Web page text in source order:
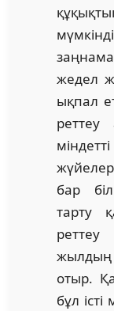
жедел
ықпал
реттеу
бар
тарту
жылдың
отыр.
бұл